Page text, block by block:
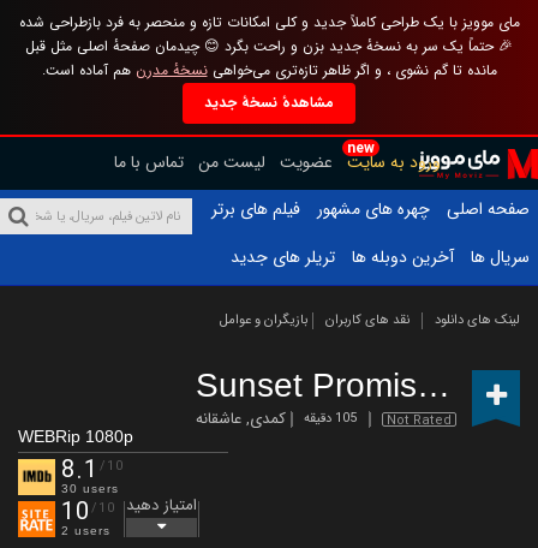
مای موویز با یک طراحی کاملاً جدید و کلی امکانات تازه و منحصر به فرد بازطراحی شده
🎉 حتماً یک سر به نسخهٔ جدید بزن و راحت بگرد 😊 چیدمان صفحهٔ اصلی مثل قبل
مانده تا گم نشوی ، و اگر ظاهر تازه‌تری می‌خواهینسخهٔ مدرن هم آماده است.
مشاهدهٔ نسخهٔ جدید
new
ورود به سایت عضویت لیست من تماس با ما
صفحه اصلی
چهره های مشهور
فیلم های برتر
سریال ها
آخرین دوبله ها تریلر های جدید
لینک های دانلود نقد های کاربران بازیگران و عوامل
Sunset Promise (2019)
Not Rated 105 دقیقه کمدی,عاشقانه
WEBRip 1080p
8.1 /10
30 users
10 /10
2 users
امتیاز دهید